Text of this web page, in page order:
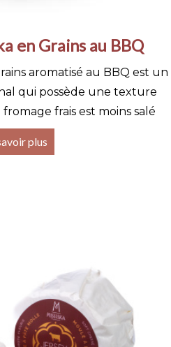
en Grains au BBQ
aromatisé au BBQ est un
qui possède une texture
frais est moins salé
plus